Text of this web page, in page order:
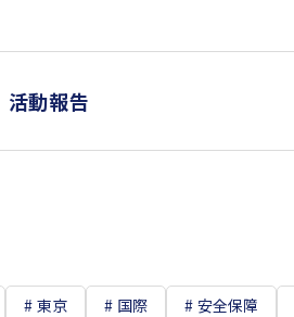
活動報告
東京 国際 安全保障